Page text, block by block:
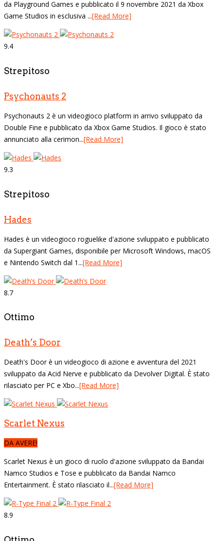
da Playground Games e pubblicato il 9 novembre 2021 da Xbox
Game Studios in esclusiva ...[Read More]
9.4
Strepitoso
Psychonauts 2
Psychonauts 2 è un videogioco platform in arrivo sviluppato da
Double Fine e pubblicato da Xbox Game Studios. Il gioco è stato
annunciato alla cerimon...[Read More]
9.3
Strepitoso
Hades
Hades è un videogioco roguelike d'azione sviluppato e pubblicato
da Supergiant Games, disponibile per Microsoft Windows, macOS
e Nintendo Switch dal 1...[Read More]
8.7
Ottimo
Death’s Door
Death's Door è un videogioco di azione e avventura del 2021
sviluppato da Acid Nerve e pubblicato da Devolver Digital. È stato
rilasciato per PC e Xbo...[Read More]
Scarlet Nexus
DA AVERE!
Scarlet Nexus è un gioco di ruolo d'azione sviluppato da Bandai
Namco Studios e Tose e pubblicato da Bandai Namco
Entertainment. È stato rilasciato il...[Read More]
8.9